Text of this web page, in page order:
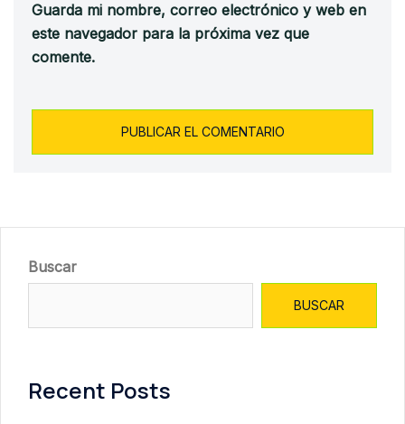
Guarda mi nombre, correo electrónico y web en
este navegador para la próxima vez que
comente.
Buscar
BUSCAR
Recent Posts